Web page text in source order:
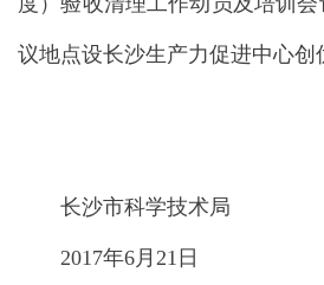
议地点设长沙生产力促进中心创
长沙市科学技术局
2017年6月21日